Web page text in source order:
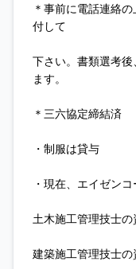
＊事前に電話連絡
付して
下さい。書類選考
ます。
＊三六協定締結済
・制服は貸与
・現在、エイゼン
土木施工管理技士の
建築施工管理技士の